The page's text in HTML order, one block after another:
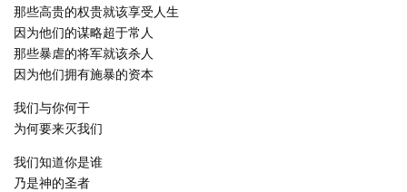
那些高贵的权贵就该享受人生
因为他们的谋略超于常人
那些暴虐的将军就该杀人
因为他们拥有施暴的资本
我们与你何干
为何要来灭我们
我们知道你是谁
乃是神的圣者